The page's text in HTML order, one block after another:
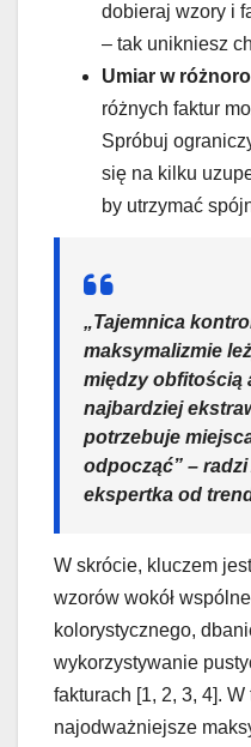
dobieraj wzory i
– tak unikniesz
Umiar w
różnych faktur
Spróbuj
się na kilku
by utrzymać
„Tajemnica
maksymalizmie
między obfitością
najbardziej
potrzebuje
odpocząć” –
ekspertka od
W skrócie, kluczem
wzorów wokół
kolorystycznego,
wykorzystywanie
fakturach [1, 2, 3, 4].
najodważniejsze